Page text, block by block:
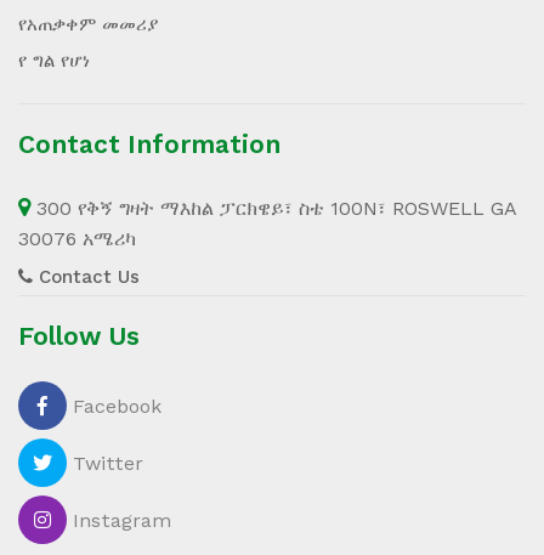
የአጠቃቀም መመሪያ
የ ግል የሆነ
Contact Information
300 የቅኝ ግዛት ማእከል ፓርክዌይ፣ ስቴ 100N፣ ROSWELL GA
30076 አሜሪካ
Contact Us
Follow Us
Facebook
Twitter
Instagram